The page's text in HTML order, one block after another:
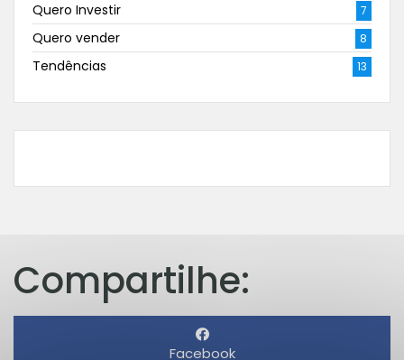
Quero Investir 7
Quero vender 8
Tendências 13
Compartilhe:
Facebook